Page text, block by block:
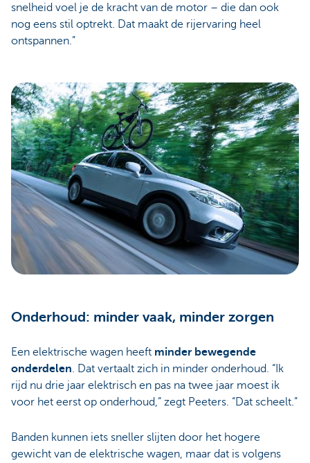
snelheid voel je de kracht van de motor – die dan ook
nog eens stil optrekt. Dat maakt de rijervaring heel
ontspannen.”
Onderhoud: minder vaak, minder zorgen
Een elektrische wagen heeft minder bewegende
onderdelen. Dat vertaalt zich in minder onderhoud. “Ik
rijd nu drie jaar elektrisch en pas na twee jaar moest ik
voor het eerst op onderhoud,” zegt Peeters. “Dat scheelt.”
Banden kunnen iets sneller slijten door het hogere
gewicht van de elektrische wagen, maar dat is volgens